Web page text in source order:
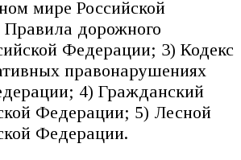
мире Российской
дорожного
Федерации; 3) Кодекс
правонарушениях
4) Гражданский
Федерации; 5) Лесной
Федерации.